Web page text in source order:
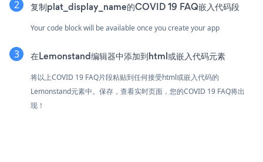
复制plat_display_name的COVID 19 FAQ嵌入代码段
Your code block will be available once you create your app
在Lemonstand编辑器中添加到html或嵌入代码元素
将以上COVID 19 FAQ片段粘贴到任何接受html或嵌入代码的
Lemonstand元素中。保存，查看实时页面，您的COVID 19 FAQ将出
现！